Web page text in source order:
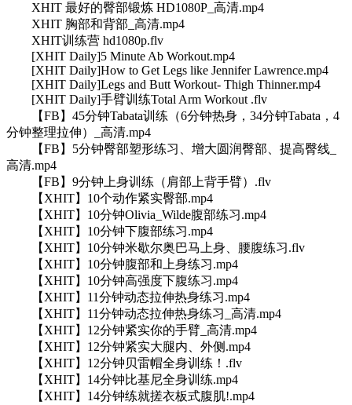
XHIT 最好的臀部锻炼 HD1080P_高清.mp4
XHIT 胸部和背部_高清.mp4
XHIT训练营 hd1080p.flv
[XHIT Daily]5 Minute Ab Workout.mp4
[XHIT Daily]How to Get Legs like Jennifer Lawrence.mp4
[XHIT Daily]Legs and Butt Workout- Thigh Thinner.mp4
[XHIT Daily]手臂训练Total Arm Workout .flv
【FB】45分钟Tabata训练（6分钟热身，34分钟Tabata，4
分钟整理拉伸）_高清.mp4
【FB】5分钟臀部塑形练习、增大圆润臀部、提高臀线_
高清.mp4
【FB】9分钟上身训练（肩部上背手臂）.flv
【XHIT】10个动作紧实臀部.mp4
【XHIT】10分钟Olivia_Wilde腹部练习.mp4
【XHIT】10分钟下腹部练习.mp4
【XHIT】10分钟米歇尔奥巴马上身、腰腹练习.flv
【XHIT】10分钟腹部和上身练习.mp4
【XHIT】10分钟高强度下腹练习.mp4
【XHIT】11分钟动态拉伸热身练习.mp4
【XHIT】11分钟动态拉伸热身练习_高清.mp4
【XHIT】12分钟紧实你的手臂_高清.mp4
【XHIT】12分钟紧实大腿内、外侧.mp4
【XHIT】12分钟贝雷帽全身训练！.flv
【XHIT】14分钟比基尼全身训练.mp4
【XHIT】14分钟练就搓衣板式腹肌!.mp4